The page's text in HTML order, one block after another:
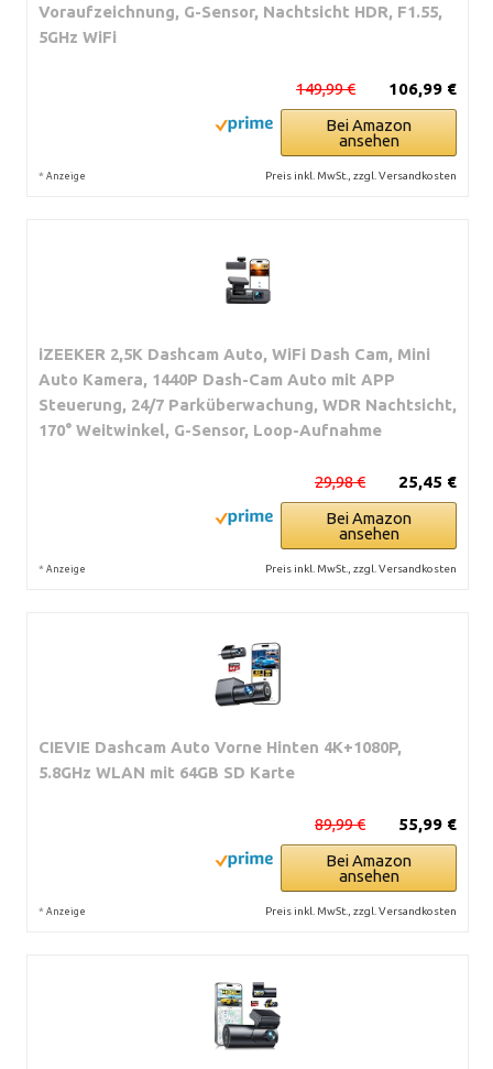
Voraufzeichnung, G-Sensor, Nachtsicht HDR, F1.55,
5GHz WiFi
106,99 €
149,99 €
Bei Amazon
ansehen
* Anzeige Preis inkl. MwSt., zzgl. Versandkosten
iZEEKER 2,5K Dashcam Auto, WiFi Dash Cam, Mini
Auto Kamera, 1440P Dash-Cam Auto mit APP
Steuerung, 24/7 Parküberwachung, WDR Nachtsicht,
170° Weitwinkel, G-Sensor, Loop-Aufnahme
25,45 €
29,98 €
Bei Amazon
ansehen
* Anzeige Preis inkl. MwSt., zzgl. Versandkosten
CIEVIE Dashcam Auto Vorne Hinten 4K+1080P,
5.8GHz WLAN mit 64GB SD Karte
55,99 €
89,99 €
Bei Amazon
ansehen
* Anzeige Preis inkl. MwSt., zzgl. Versandkosten